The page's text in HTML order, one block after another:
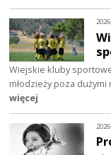
Wiejskie kluby
młodzieży poza
więcej